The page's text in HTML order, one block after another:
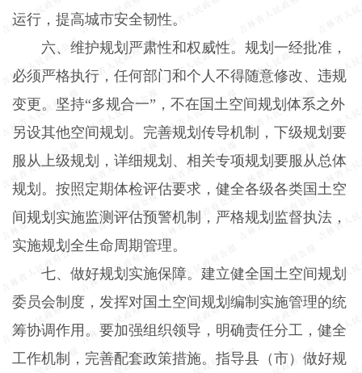
运行，提高城市安全韧性。
六、维护规划严肃性和权威性。规划一经批准，
必须严格执行，任何部门和个人不得随意修改、违规
变更。坚持“多规合一”，不在国土空间规划体系之外
另设其他空间规划。完善规划传导机制，下级规划要
服从上级规划，详细规划、相关专项规划要服从总体
规划。按照定期体检评估要求，健全各级各类国土空
间规划实施监测评估预警机制，严格规划监督执法，
实施规划全生命周期管理。
七、做好规划实施保障。建立健全国土空间规划
委员会制度，发挥对国土空间规划编制实施管理的统
筹协调作用。要加强组织领导，明确责任分工，健全
工作机制，完善配套政策措施。指导县（市）做好规